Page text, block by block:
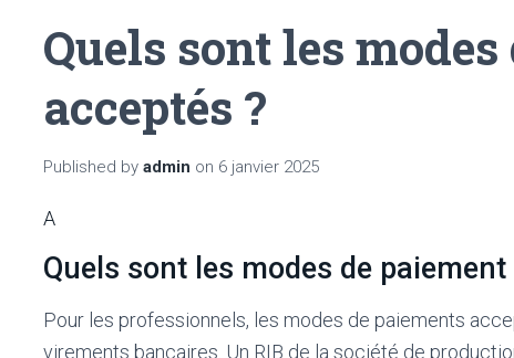
Quels sont les
acceptés ?
Published by admin on 6 janvier 2025
A
Quels sont les modes de paiement
Pour les professionnels, les modes de paiements
virements bancaires. Un RIB de la société de